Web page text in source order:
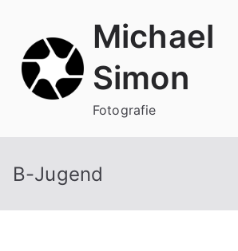
springen
Michael
Simon
Fotografie
B-Jugend